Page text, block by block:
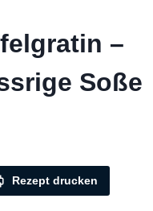
–
Soße
Rezept drucken